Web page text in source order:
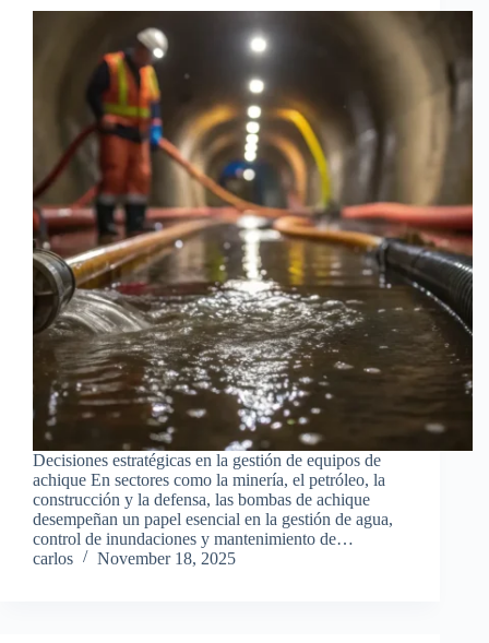
Decisiones estratégicas en la gestión de equipos de
achique En sectores como la minería, el petróleo, la
construcción y la defensa, las bombas de achique
desempeñan un papel esencial en la gestión de agua,
control de inundaciones y mantenimiento de…
carlos
November 18, 2025